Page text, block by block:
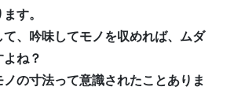
す。
て、吟味してモノを収めれば、ムダ
ね？
の寸法って意識されたことありま